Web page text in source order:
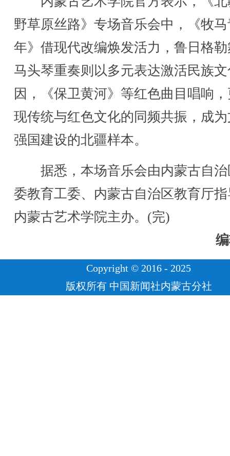
野草原丝路》专场音乐会中，《牧
年》借现代改编焕发活力，鲁日格
马头琴重奏则以多元表达激活民族
因，《保卫黄河》等红色曲目唱响
现传统与红色文化的同频共振，成
强国建设的北疆样本。
据悉，本场音乐会由内蒙古自治
委教育工委、内蒙古自治区教育厅
内蒙古艺术学院主办。(完)
Copyright © 2016 - 2025
版权所有 中国新闻社内蒙古分社